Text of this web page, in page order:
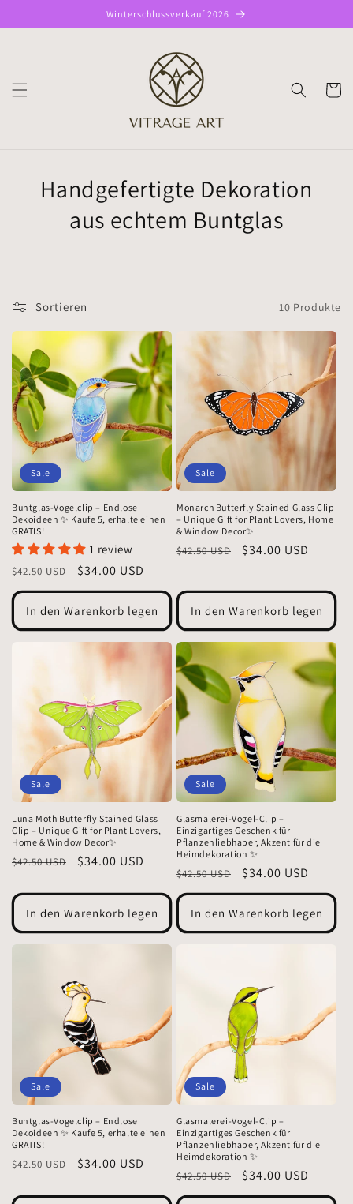
Inhalt
Winterschlussverkauf 2026
Handgefertigte Dekoration
aus echtem Buntglas
Sortieren 10 Produkte
Sale
Buntglas-Vogelclip – Endlose
Dekoideen ✨ Kaufe 5, erhalte einen
GRATIS!
1 review
Normaler
Preis
$42.50 USD Verkaufspreis
$34.00 USD
In den Warenkorb legen
Sale
Monarch Butterfly Stained Glass Clip
– Unique Gift for Plant Lovers, Home
& Window Decor✨
Normaler
$42.50 USD Verkaufspreis
$34.00 USD
In den Warenkorb legen
Sale
Luna Moth Butterfly Stained Glass
Clip – Unique Gift for Plant Lovers,
Home & Window Decor✨
Normaler
$42.50 USD Verkaufspreis
$34.00 USD
In den Warenkorb legen
Sale
Glasmalerei-Vogel-Clip –
Einzigartiges Geschenk für
Pflanzenliebhaber, Akzent für die
Heimdekoration ✨
Normaler
Preis
$42.50 USD Verkaufspreis
$34.00 USD
In den Warenkorb legen
Sale
Buntglas-Vogelclip – Endlose
Dekoideen ✨ Kaufe 5, erhalte einen
GRATIS!
Normaler
$42.50 USD Verkaufspreis
$34.00 USD
Sale
Glasmalerei-Vogel-Clip –
Einzigartiges Geschenk für
Pflanzenliebhaber, Akzent für die
Heimdekoration ✨
Normaler
Preis
$42.50 USD Verkaufspreis
$34.00 USD